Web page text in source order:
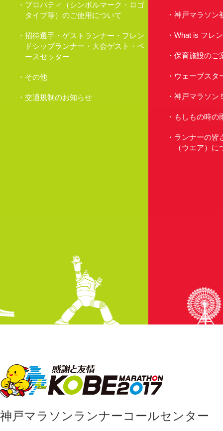
プロパティ（シンボルマーク・ロゴ
タイプ等）のご使用について
招待選手・ゲストランナー・フレン
ドシップランナー・大会ゲスト・ペ
ースセッター
その他
交通規制のお知らせ
神戸マラソン
What is フレ
保育施設のご
ウェーブスタ
神戸マラソン
もしもの時の
ランナーの皆
（ウエア）に
神戸マラソンランナーコールセンター